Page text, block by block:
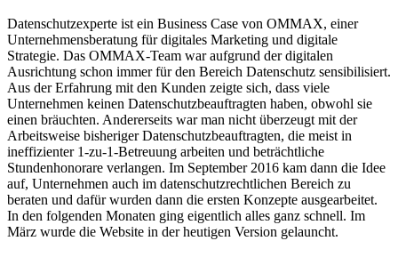
Datenschutzexperte ist ein Business Case von OMMAX, einer
Unternehmensberatung für digitales Marketing und digitale
Strategie. Das OMMAX-Team war aufgrund der digitalen
Ausrichtung schon immer für den Bereich Datenschutz sensibilisiert.
Aus der Erfahrung mit den Kunden zeigte sich, dass viele
Unternehmen keinen Datenschutzbeauftragten haben, obwohl sie
einen bräuchten. Andererseits war man nicht überzeugt mit der
Arbeitsweise bisheriger Datenschutzbeauftragten, die meist in
ineffizienter 1-zu-1-Betreuung arbeiten und beträchtliche
Stundenhonorare verlangen. Im September 2016 kam dann die Idee
auf, Unternehmen auch im datenschutzrechtlichen Bereich zu
beraten und dafür wurden dann die ersten Konzepte ausgearbeitet.
In den folgenden Monaten ging eigentlich alles ganz schnell. Im
März wurde die Website in der heutigen Version gelauncht.